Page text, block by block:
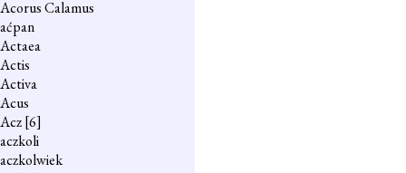
Acorus Calamus
aćpan
Actaea
Actis
Activa
Acus
Acz[6]
aczkoli
aczkolwiek